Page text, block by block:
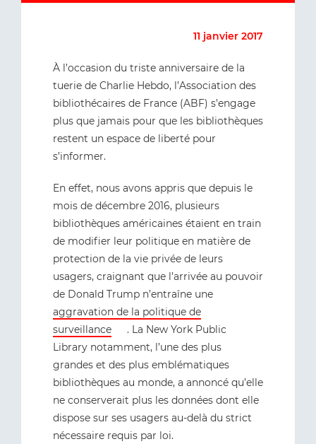
11 janvier 2017
À l’occasion du triste anniversaire de la
tuerie de Charlie Hebdo, l’Association des
bibliothécaires de France (ABF) s’engage
plus que jamais pour que les bibliothèques
restent un espace de liberté pour
s’informer.
En effet, nous avons appris que depuis le
mois de décembre 2016, plusieurs
bibliothèques américaines étaient en train
de modifier leur politique en matière de
protection de la vie privée de leurs
usagers, craignant que l’arrivée au pouvoir
de Donald Trump n’entraîne une
aggravation de la politique de
surveillance
. La New York Public
Library notamment, l’une des plus
grandes et des plus emblématiques
bibliothèques au monde, a annoncé qu’elle
ne conserverait plus les données dont elle
dispose sur ses usagers au-delà du strict
nécessaire requis par loi.